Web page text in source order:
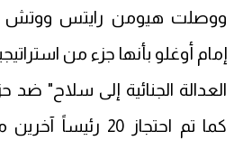
ووصلت هيومن رايتس ووتش
إمام أوغلو بأنها جزء من
العدالة الجنائية إلى سلاح"
كما تم احتجاز 20